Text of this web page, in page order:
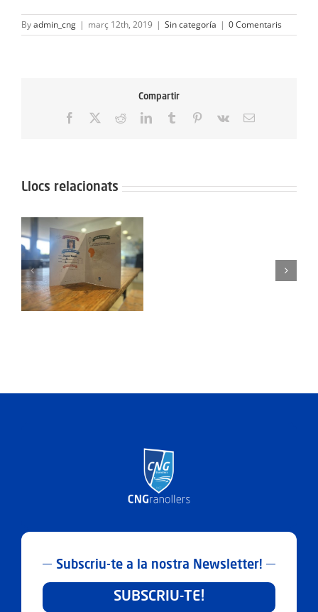
Byadmin_cng | març 12th, 2019 | Sin categoría | 0 Comentaris
Compartir
Facebook RedditLinkedInTumblr Pinterest
Vk Email:
Llocs relacionats
Protegit: Grup Agost:
Dimarts 2 de
Subscriu-te a la nostra Newsletter!
SUBSCRIU-TE!